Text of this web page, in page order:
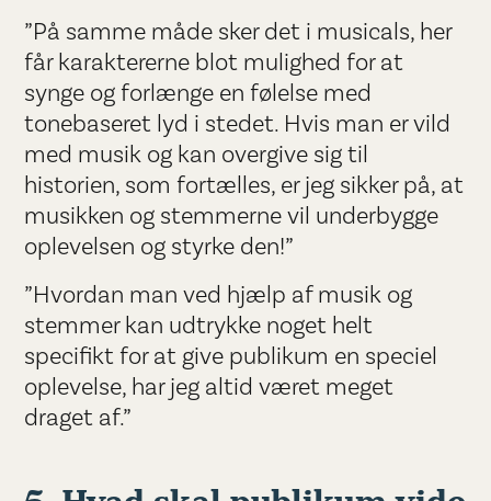
”På samme måde sker det i musicals, her
får karaktererne blot mulighed for at
synge og forlænge en følelse med
tonebaseret lyd i stedet. Hvis man er vild
med musik og kan overgive sig til
historien, som fortælles, er jeg sikker på, at
musikken og stemmerne vil underbygge
oplevelsen og styrke den!”
”Hvordan man ved hjælp af musik og
stemmer kan udtrykke noget helt
specifikt for at give publikum en speciel
oplevelse, har jeg altid været meget
draget af.”